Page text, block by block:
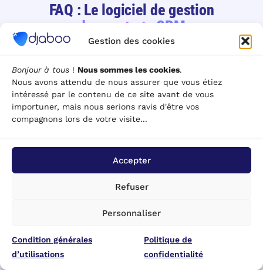
Gestion des cookies
Bonjour à tous ! Nous sommes les cookies.
Nous avons attendu de nous assurer que vous étiez
intéressé par le contenu de ce site avant de vous
importuner, mais nous serions ravis d'être vos
compagnons lors de votre visite...
Accepter
Refuser
Personnaliser
Condition générales
d’utilisations
Politique de
confidentialité
FAQ : Le logiciel de gestion
des contrats CRM
Des réponses claires à vos questions avant de vous lancer.
La signature électronique a-t-elle une valeur
juridique en France ?
électroniques. Elle a exactement la même valeur juridique
Chaque signature est horodatée, certifiée et archivée avec une